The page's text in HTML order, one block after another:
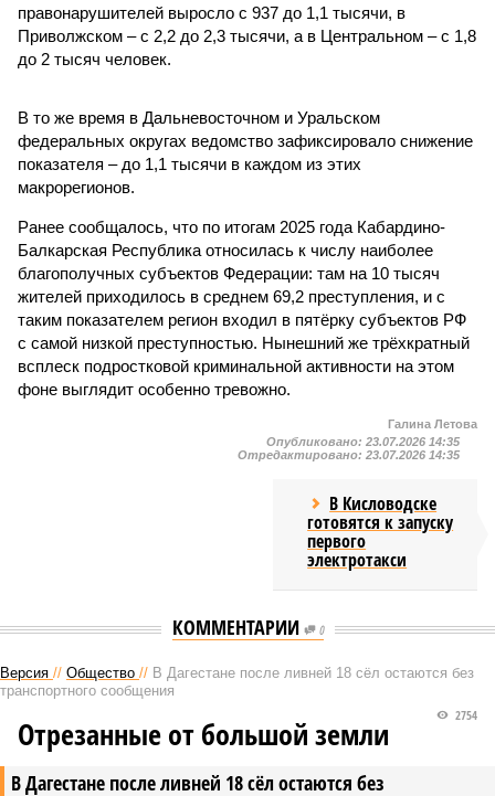
правонарушителей выросло с 937 до 1,1 тысячи, в
Приволжском – с 2,2 до 2,3 тысячи, а в Центральном – с 1,8
до 2 тысяч человек.
В то же время в Дальневосточном и Уральском
федеральных округах ведомство зафиксировало снижение
показателя – до 1,1 тысячи в каждом из этих
макрорегионов.
Ранее сообщалось, что по итогам 2025 года Кабардино-
Балкарская Республика относилась к числу наиболее
благополучных субъектов Федерации: там на 10 тысяч
жителей приходилось в среднем 69,2 преступления, и с
таким показателем регион входил в пятёрку субъектов РФ
с самой низкой преступностью. Нынешний же трёхкратный
всплеск подростковой криминальной активности на этом
фоне выглядит особенно тревожно.
Галина Летова
Опубликовано: 23.07.2026 14:35
Отредактировано: 23.07.2026 14:35
В Кисловодске
готовятся к запуску
первого
электротакси
КОММЕНТАРИИ 0
Версия // Общество // В Дагестане после ливней 18 сёл остаются без
транспортного сообщения
В Дагестане после ливней 18 сёл остаются без
2754
Отрезанные от большой земли